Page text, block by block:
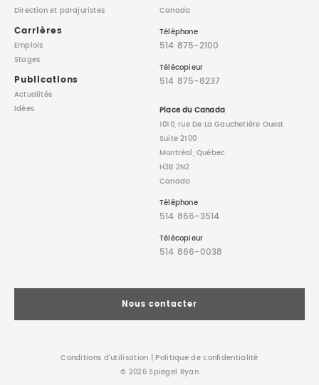
Directionet parajuristes
Carrières
Emplois
Stages
Publications
Actualités
Idées
Canada
Téléphone
514 875-2100
Télécopieur
514 875-8237
Place du Canada
1010, rue De La Gauchetière Ouest
Suite 2100
Montréal, Québec
H3B 2N2
Canada
Téléphone
514 866-3514
Télécopieur
514 866-0038
Nous contacter
Conditions d’utilisation |Politique de confidentialité
© 2026 Spiegel Ryan